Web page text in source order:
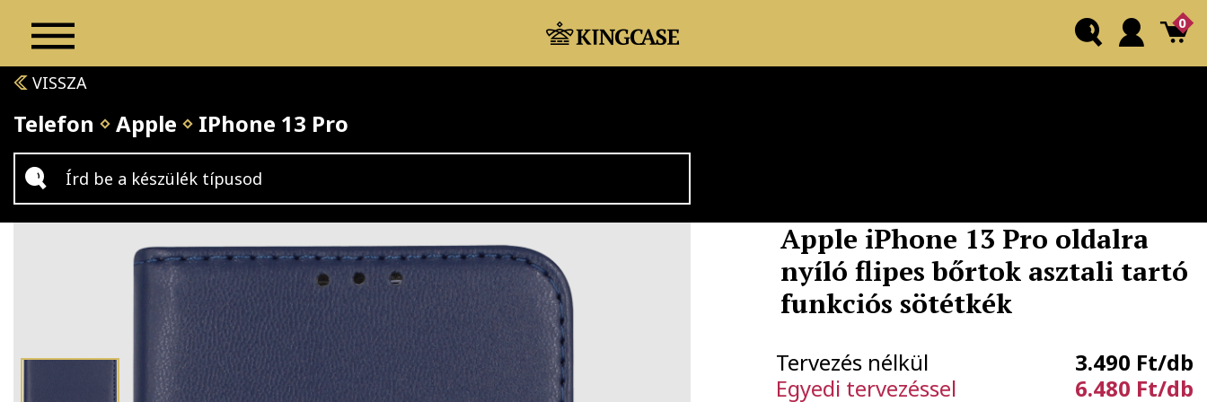
0
VISSZA
Telefon Apple IPhone 13 Pro
Apple iPhone 13 Pro oldalra
nyíló flipes bőrtok asztali tartó
funkciós sötétkék
Tervezés nélkül
3.490 Ft/db
Egyedi tervezéssel
6.480 Ft/db